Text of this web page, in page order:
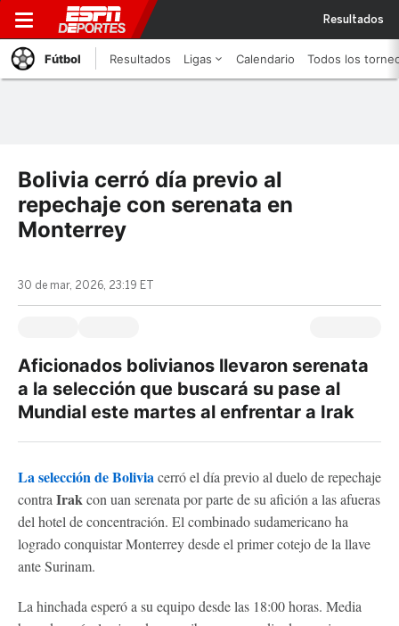
Resultados
Fútbol Resultados Ligas Calendario Todos los
Bolivia cerró día previo al
repechaje con serenata en
Monterrey
30 de mar, 2026, 23:19 ET
Aficionados bolivianos llevaron serenata
a la selección que buscará su pase al
Mundial este martes al enfrentar a Irak
La selección de Boliviacerró el día previo al duelo de repechaje
contra Irakcon uan serenata por parte de su afición a las afueras
del hotel de concentración. El combinado sudamericano ha
logrado conquistar Monterrey desde el primer cotejo de la llave
ante Surinam.
La hinchada esperó a su equipo desde las 18:00 horas. Media